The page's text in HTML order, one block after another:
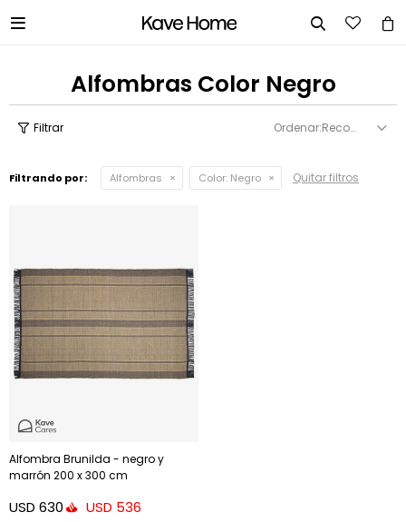
 
Alfombras Color Negro
Recomendados
Filtrando por: Alfombras Color: Negro Quitar filtros
Alfombra Brunilda - negro y
marrón 200 x 300 cm
USD 630 USD 536